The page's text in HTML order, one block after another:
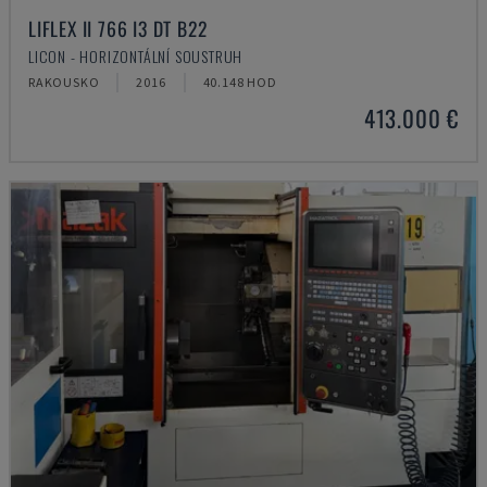
LIFLEX II 766 I3 DT B22
LICON - HORIZONTÁLNÍ SOUSTRUH
RAKOUSKO 2016 40.148 HOD
413.000 €